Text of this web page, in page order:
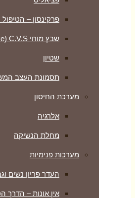
פרקינסון –
שבץ מוחי Cerbro Vascular Stroke) C.V.S)
שטיון
תסמונת העצב
מערכת החיסון
אלרגיה
מחלת הנשיקה
מערכות פנימיות
העדר פריון נשים
אין אונות – הדרך